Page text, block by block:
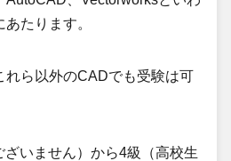
たります。
れら以外のCADでも受験は可
いません）から4級（高校生